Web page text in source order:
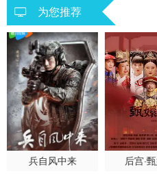
为您推荐
兵自风中来 后宫·